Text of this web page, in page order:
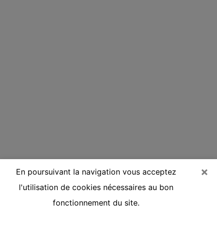
×
En poursuivant la navigation vous acceptez
l'utilisation de cookies nécessaires au bon
fonctionnement du site.